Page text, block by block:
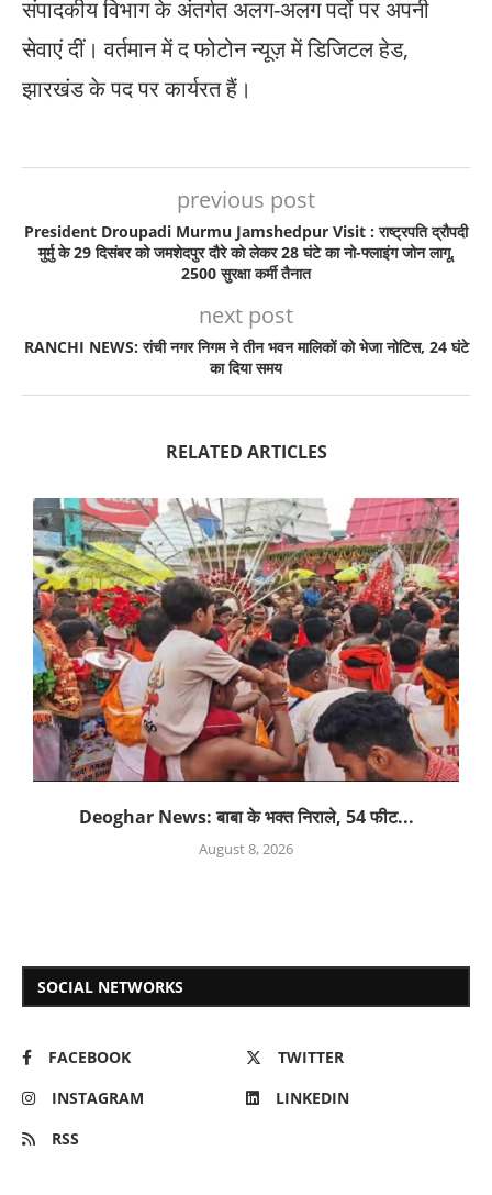
संपादकीय विभाग के अंतर्गत अलग-अलग पदों पर अपनी
सेवाएं दीं। वर्तमान में द फोटोन न्यूज़ में डिजिटल हेड,
झारखंड के पद पर कार्यरत हैं।
previous post
President Droupadi Murmu Jamshedpur Visit : राष्ट्रपति द्रौपदी
मुर्मु के 29 दिसंबर को जमशेदपुर दौरे को लेकर 28 घंटे का नो-फ्लाइंग जोन लागू,
2500 सुरक्षा कर्मी तैनात
next post
RANCHI NEWS: रांची नगर निगम ने तीन भवन मालिकों को भेजा नोटिस, 24 घंटे
का दिया समय
RELATED ARTICLES
Deoghar News: बाबा के भक्त निराले, 54 फीट...
August 8, 2026
SOCIAL NETWORKS
FACEBOOK
TWITTER
INSTAGRAM
LINKEDIN
RSS